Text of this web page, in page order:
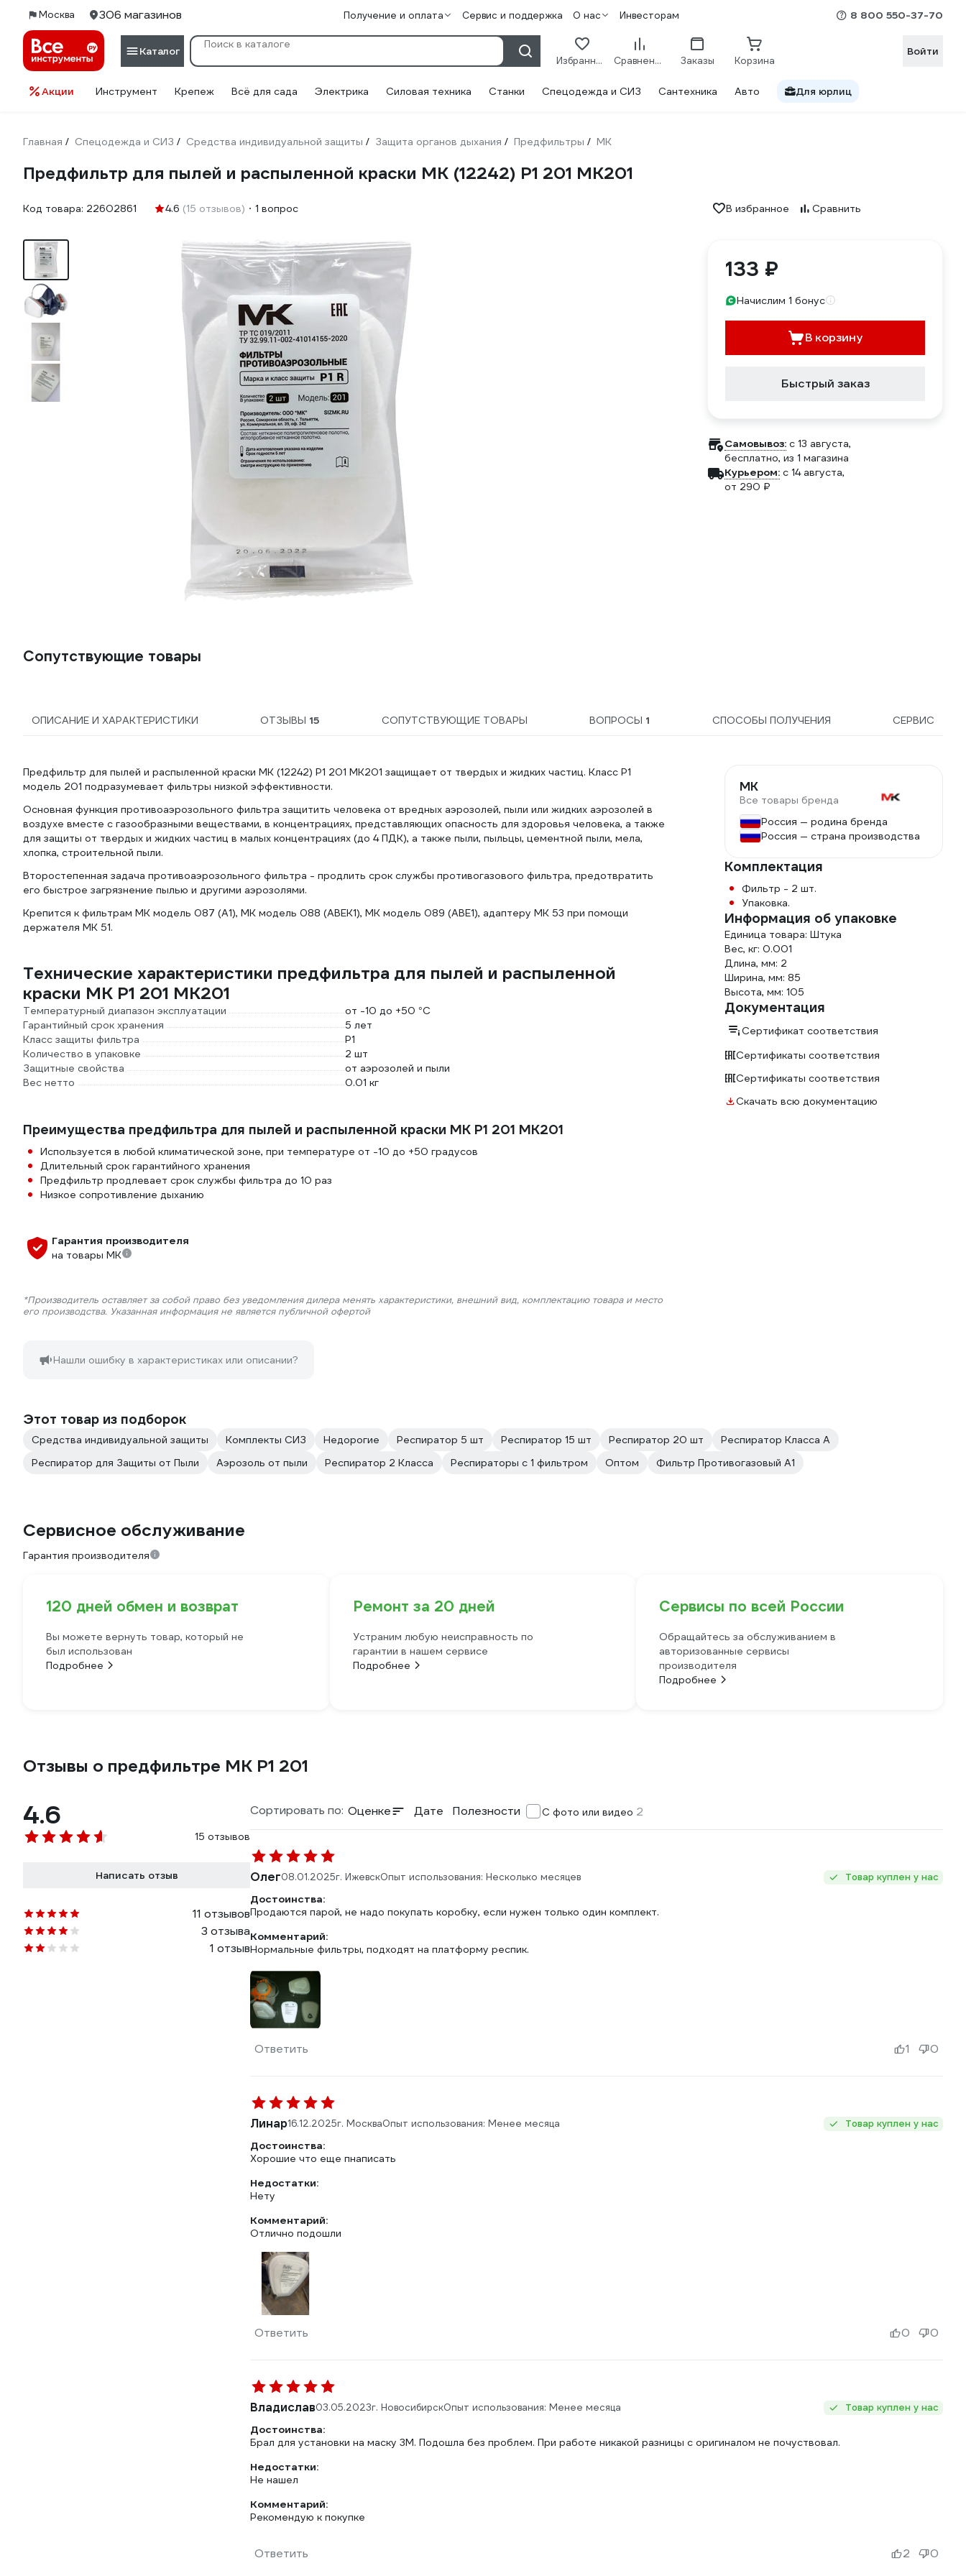
Москва 306 магазинов Получение и оплата Сервис и поддержка О нас Инвесторам 8 800 550-37-70
Каталог
Избранное Сравнение Заказы Корзина
Войти
Акции Инструмент Крепеж Всё для сада Электрика Силовая техника Станки Спецодежда и СИЗ Сантехника Авто Для юрлиц
Главная / Спецодежда и СИЗ / Средства индивидуальной защиты / Защита органов дыхания / Предфильтры / МК
Предфильтр для пылей и распыленной краски МК (12242) Р1 201 МК201
Код товара: 22602861 4.6 (15 отзывов) 1 вопрос В избранное Сравнить
133 ₽
Начислим 1 бонус
В корзину
Быстрый заказ
Самовывоз: c 13 августа,
бесплатно, из 1 магазина
Курьером: c 14 августа,
от 290 ₽
Сопутствующие товары
ОПИСАНИЕ И ХАРАКТЕРИСТИКИ ОТЗЫВЫ 15 СОПУТСТВУЮЩИЕ ТОВАРЫ ВОПРОСЫ 1 СПОСОБЫ ПОЛУЧЕНИЯ СЕРВИС
Предфильтр для пылей и распыленной краски МК (12242) Р1 201 МК201 защищает от твердых и жидких частиц. Класс P1
модель 201 подразумевает фильтры низкой эффективности.
Основная функция противоаэрозольного фильтра защитить человека от вредных аэрозолей, пыли или жидких аэрозолей в
воздухе вместе с газообразными веществами, в концентрациях, представляющих опасность для здоровья человека, а также
для защиты от твердых и жидких частиц в малых концентрациях (до 4 ПДК), а также пыли, пыльцы, цементной пыли, мела,
хлопка, строительной пыли.
Второстепенная задача противоаэрозольного фильтра - продлить срок службы противогазового фильтра, предотвратить
его быстрое загрязнение пылью и другими аэрозолями.
Крепится к фильтрам МК модель 087 (A1), МК модель 088 (ABEK1), МК модель 089 (ABE1), адаптеру МК 53 при помощи
держателя МК 51.
Технические характеристики предфильтра для пылей и распыленной
краски МК Р1 201 МК201
Температурный диапазон эксплуатации
от -10 до +50 °С
Гарантийный срок хранения
5 лет
Класс защиты фильтра
P1
Количество в упаковке
2 шт
Защитные свойства
от аэрозолей и пыли
Вес нетто
0.01 кг
Преимущества предфильтра для пылей и распыленной краски МК Р1 201 МК201
Используется в любой климатической зоне, при температуре от -10 до +50 градусов
Длительный срок гарантийного хранения
Предфильтр продлевает срок службы фильтра до 10 раз
Низкое сопротивление дыханию
Гарантия производителя
на товары МК
*Производитель оставляет за собой право без уведомления дилера менять характеристики, внешний вид, комплектацию товара и место
его производства. Указанная информация не является публичной офертой
Нашли ошибку в характеристиках или описании?
МК
Все товары бренда
Россия — родина бренда
Россия — страна производства
Комплектация
Фильтр - 2 шт.
Упаковка.
Информация об упаковке
Единица товара: Штука
Вес, кг: 0.001
Длина, мм: 2
Ширина, мм: 85
Высота, мм: 105
Документация
Сертификат соответствия
Сертификаты соответствия
Сертификаты соответствия
Скачать всю документацию
Этот товар из подборок
Средства индивидуальной защиты Комплекты СИЗ Недорогие Респиратор 5 шт Респиратор 15 шт Респиратор 20 шт
Респиратор Класса А
Респиратор для Защиты от Пыли
Аэрозоль от пыли Респиратор 2 Класса Респираторы с 1 фильтром Оптом Фильтр Противогазовый А1
Сервисное обслуживание
Гарантия производителя
120 дней обмен и возврат
Вы можете вернуть товар, который не
был использован
Подробнее
Ремонт за 20 дней
Устраним любую неисправность по
гарантии в нашем сервисе
Подробнее
Сервисы по всей России
Обращайтесь за обслуживанием в
авторизованные сервисы
производителя
Подробнее
Отзывы о предфильтре МК Р1 201
4.6
15 отзывов
Написать отзыв
11 отзывов
3 отзыва
1 отзыв
Сортировать по: Оценке Дате Полезности С фото или видео 2
Олег08.01.2025г. ИжевскОпыт использования: Несколько месяцев Товар куплен у нас
Достоинства:
Продаются парой, не надо покупать коробку, если нужен только один комплект.
Комментарий:
Нормальные фильтры, подходят на платформу респик.
Ответить 1 0
Линар16.12.2025г. МоскваОпыт использования: Менее месяца Товар куплен у нас
Достоинства:
Хорошие что еще пнаписать
Недостатки:
Нету
Комментарий:
Отлично подошли
Ответить 0 0
Владислав03.05.2023г. НовосибирскОпыт использования: Менее месяца Товар куплен у нас
Достоинства:
Брал для установки на маску 3М. Подошла без проблем. При работе никакой разницы с оригиналом не почуствовал.
Недостатки:
Не нашел
Комментарий:
Рекомендую к покупке
Ответить 2 0